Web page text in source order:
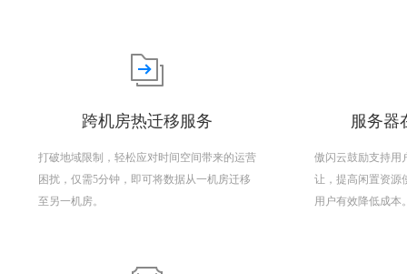
跨机房热迁移服务
打破地域限制，轻松应对时间空间带来的运营
困扰，仅需5分钟，即可将数据从一机房迁移
至另一机房。
服务器
傲闪云鼓励支持用
让，提高闲置资源
用户有效降低成本